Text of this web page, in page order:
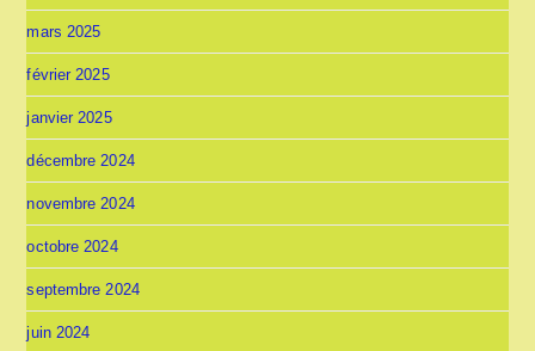
mars 2025
février 2025
janvier 2025
décembre 2024
novembre 2024
octobre 2024
septembre 2024
juin 2024